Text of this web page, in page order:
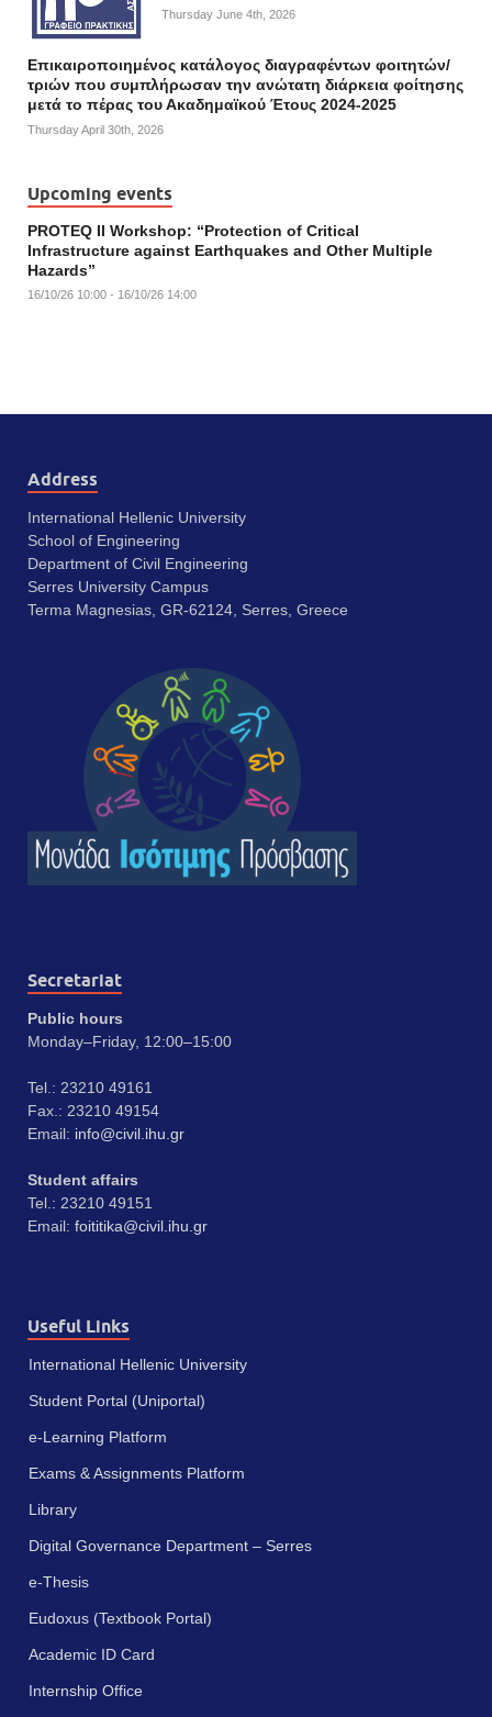
Thursday June 4th, 2026
Επικαιροποιημένος κατάλογος διαγραφέντων φοιτητών/
τριών που συμπλήρωσαν την ανώτατη διάρκεια φοίτησης
μετά το πέρας του Ακαδημαϊκού Έτους 2024-2025
Thursday April 30th, 2026
Upcoming events
PROTEQ II Workshop: “Protection of Critical
Infrastructure against Earthquakes and Other Multiple
Hazards”
16/10/26 10:00 - 16/10/26 14:00
Address
International Hellenic University
School of Engineering
Department of Civil Engineering
Serres University Campus
Terma Magnesias, GR-62124, Serres, Greece
Secretariat
Public hours
Monday–Friday, 12:00–15:00
Tel.: 23210 49161
Fax.: 23210 49154
Email: info@civil.ihu.gr
Student affairs
Tel.: 23210 49151
Email: foititika@civil.ihu.gr
Useful Links
International Hellenic University
Student Portal (Uniportal)
e-Learning Platform
Exams & Assignments Platform
Library
Digital Governance Department – Serres
e-Thesis
Eudoxus (Textbook Portal)
Academic ID Card
Internship Office